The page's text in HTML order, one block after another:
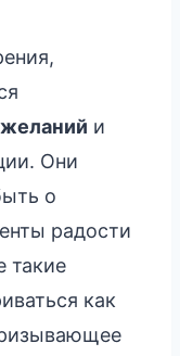
и
Они
о
радости
такие
как